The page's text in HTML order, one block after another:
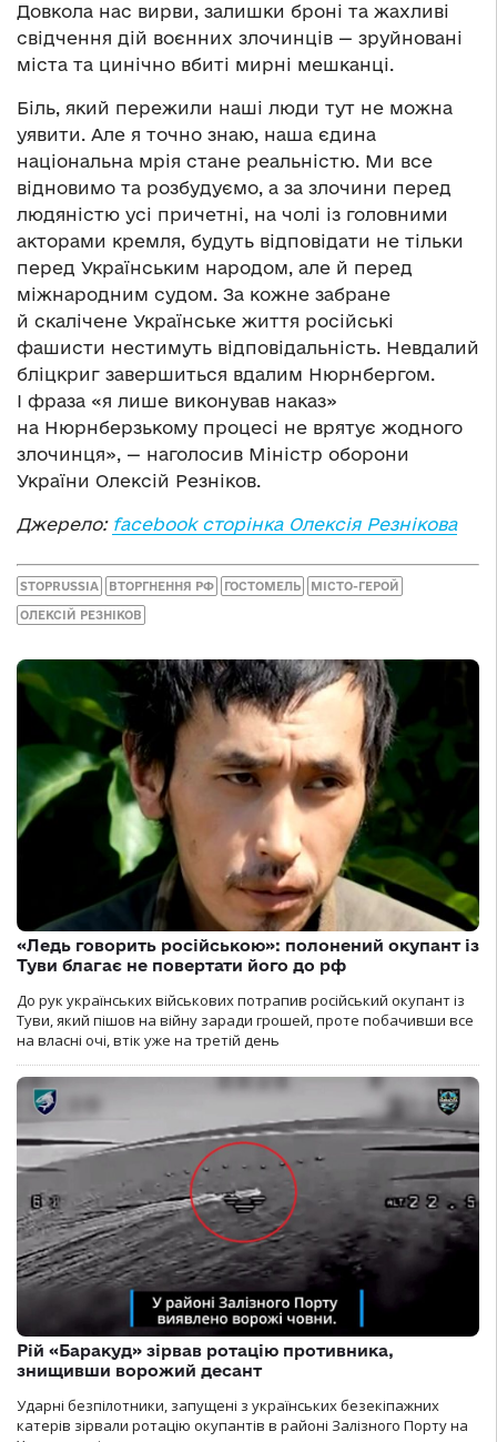
Довкола нас вирви, залишки броні та жахливі
свідчення дій воєнних злочинців — зруйновані
міста та цинічно вбиті мирні мешканці.
Біль, який пережили наші люди тут не можна
уявити. Але я точно знаю, наша єдина
національна мрія стане реальністю. Ми все
відновимо та розбудуємо, а за злочини перед
людяністю усі причетні, на чолі із головними
акторами кремля, будуть відповідати не тільки
перед Українським народом, але й перед
міжнародним судом. За кожне забране
й скалічене Українське життя російські
фашисти нестимуть відповідальність. Невдалий
бліцкриг завершиться вдалим Нюрнбергом.
І фраза «я лише виконував наказ»
на Нюрнберзькому процесі не врятує жодного
злочинця», — наголосив Міністр оборони
України Олексій Резніков.
Джерело: facebook сторінка Олексія Резнікова
STOPRUSSIA ВТОРГНЕННЯ РФ ГОСТОМЕЛЬ МІСТО-ГЕРОЙ
ОЛЕКСІЙ РЕЗНІКОВ
«Ледь говорить російською»: полонений окупант із
Туви благає не повертати його до рф
До рук українських військових потрапив російський окупант із
Туви, який пішов на війну заради грошей, проте побачивши все
на власні очі, втік уже на третій день
Рій «Баракуд» зірвав ротацію противника,
знищивши ворожий десант
Ударні безпілотники, запущені з українських безекіпажних
катерів зірвали ротацію окупантів в районі Залізного Порту на